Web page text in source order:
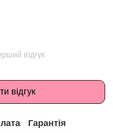
відгук
відгук
Гарантія